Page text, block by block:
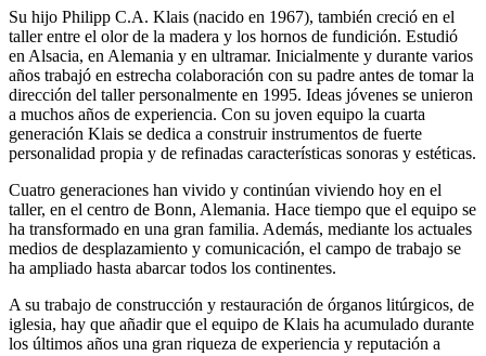
Su hijo Philipp C.A. Klais (nacido en 1967), también creció en el
taller entre el olor de la madera y los hornos de fundición. Estudió
en Alsacia, en Alemania y en ultramar. Inicialmente y durante varios
años trabajó en estrecha colaboración con su padre antes de tomar la
dirección del taller personalmente en 1995. Ideas jóvenes se unieron
a muchos años de experiencia. Con su joven equipo la cuarta
generación Klais se dedica a construir instrumentos de fuerte
personalidad propia y de refinadas características sonoras y estéticas.
Cuatro generaciones han vivido y continúan viviendo hoy en el
taller, en el centro de Bonn, Alemania. Hace tiempo que el equipo se
ha transformado en una gran familia. Además, mediante los actuales
medios de desplazamiento y comunicación, el campo de trabajo se
ha ampliado hasta abarcar todos los continentes.
A su trabajo de construcción y restauración de órganos litúrgicos, de
iglesia, hay que añadir que el equipo de Klais ha acumulado durante
los últimos años una gran riqueza de experiencia y reputación a